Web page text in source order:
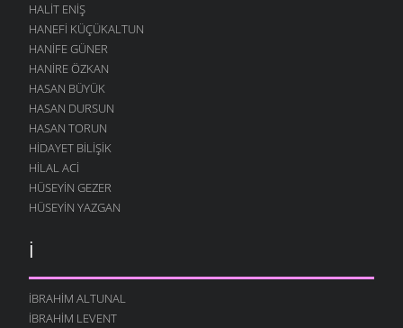
HALIT ENIŞ
HANEFI KÜÇÜKALTUN
HANIFE GÜNER
HANIRE ÖZKAN
HASAN BÜYÜK
HASAN DURSUN
HASAN TORUN
HIDAYET BILIŞIK
HILAL ACI
HÜSEYIN GEZER
HÜSEYIN YAZGAN
İ
İBRAHIM ALTUNAL
İBRAHIM LEVENT